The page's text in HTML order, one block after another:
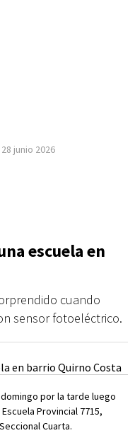
28 junio 2026
escuela en
cuando
sensor fotoeléctrico.
por la tarde luego
Provincial 7715,
Cuarta.